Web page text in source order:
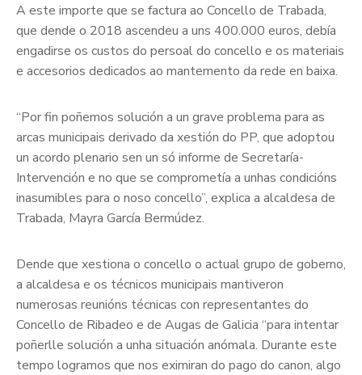
A este importe que se factura ao Concello de Trabada,
que dende o 2018 ascendeu a uns 400.000 euros, debía
engadirse os custos do persoal do concello e os materiais
e accesorios dedicados ao mantemento da rede en baixa.
“Por fin poñemos solución a un grave problema para as
arcas municipais derivado da xestión do PP, que adoptou
un acordo plenario sen un só informe de Secretaría-
Intervención e no que se comprometía a unhas condicións
inasumibles para o noso concello”, explica a alcaldesa de
Trabada, Mayra García Bermúdez.
Dende que xestiona o concello o actual grupo de goberno,
a alcaldesa e os técnicos municipais mantiveron
numerosas reunións técnicas con representantes do
Concello de Ribadeo e de Augas de Galicia “para intentar
poñerlle solución a unha situación anómala. Durante este
tempo logramos que nos eximiran do pago do canon, algo